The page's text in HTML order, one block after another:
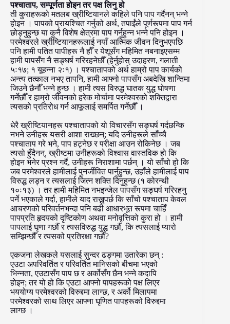
पश्चाताप, सम्पूर्णता होइन तर पक्ष लिनु हो
ती कुराहरूको मतलब ख्रीष्टियानले कहिले पनि पाप गर्दैनन् भन्ने
होइन । पापको प्रायश्चित गर्नुको अर्थ, तपाईंले पूर्णरूपमा पाप गर्न
छोड्नुहुन्छ या कुनै विशेष क्षेत्रमा पाप गर्नुहुन्न भन्ने पनि होइन ।
परमेश्वरले ख्रीष्टियानहरूलाई नयाँ आत्मिक जीवन दिनुभएपछि
पनि हामी पतित पापीहरू नै हौँ र येशूसँग महिमित नबनाइएसम्म
हामी पापसँग नै सङ्घर्ष गरिरहनेछौँ (हेर्नुहोस् उदाहरण, गलाती
५ः१७; १ यूहन्ना २ः१) । पश्चातापको अर्थ हाम्रो पाप कार्यको
अन्त्य तत्काल नभए तापनि, हामी आफ्नो पापसँग अबदेखि शान्तिमा
जिउने छैनौँ भन्ने हुन्छ । हामी त्यस विरुद्ध घातक युद्ध घोषणा
गर्नेछौँ र हाम्रो जीवनको हरेक मोर्चामा परमेश्वरको शक्तिद्वारा
त्यसको प्रतिरोध गर्न आफूलाई समर्पित गर्नेछौँ ।
धेरै ख्रीष्टियानहरू पश्चातापको यो विचारसँग सङ्घर्ष गर्दछन्कि
नभने उनीहरू यसरी आशा राख्छन्; यदि उनीहरूले साँच्चै
पश्चाताप गरे भने, पाप हट्नेछ र परीक्षा आउन रोकिनेछ । जब
त्यसो हुँदैनन्, ख्रीष्टमा उनीहरूको विश्वास वास्तविक हो कि
होइन भनेर प्रश्न गर्दै, उनीहरू निराशामा पर्छन् । यो साँचो हो कि
जब परमेश्वरले हामीलाई पुनर्जीवित पार्नुहुन्छ, उहाँले हामीलाई पाप
विरुद्ध लड्न र त्यसलाई जित्न शक्ति दिनुहुन्छ (१ कोरन्थी
१०ः१३) । तर हामी महिमित नभइन्जेल पापसँग सङ्घर्ष गरिरहनु
पर्ने भएकाले गर्दा, हामीले याद राख्नुपर्छ कि साँचो पश्चाताप केवल
आचरणको परिवर्तनभन्दा पनि बढी आधारभूत रूपमा चाहिँ
पापप्रति हृदयको दृष्टिकोण अथवा मनोवृत्तिको कुरा हो । हामी
पापलाई घृणा गर्छौँ र त्यसविरुद्ध युद्ध गर्छौँ, कि त्यसलाई प्यारो
सम्झिन्छौँ र त्यसको प्रतिरक्षा गर्छौँ?
एकजना लेखकले यसलाई सुन्दर ढङ्गमा उतारेका छन् :
एउटा अपरिवर्तित र परिवर्तित मानिसको बीचमा भएको
भिन्नता, एउटासँग पाप छ र अर्कोसँग छैन भन्ने कदापि
होइन; तर यो हो कि एउटा आफ्नो पापहरूको पक्ष लिएर
भययोग्य परमेश्वरको विरुद्दमा लाग्छ, र अर्को मिलापमा
परमेश्वरको साथ लिएर आफ्ना घृणित पापहरूको विरुद्दमा
लाग्छ ।